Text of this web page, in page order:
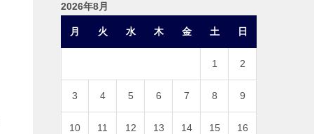
2026年8月
月 火 水 木 金 土 日
1 2
3 4 5 6 7 8 9
10 11 12 13 14 15 16